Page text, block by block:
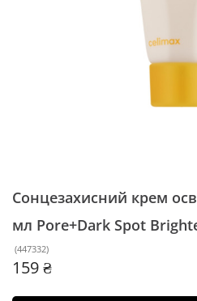
Сонцезахисний крем
мл Pore+Dark Spot
(447332)
159 ₴